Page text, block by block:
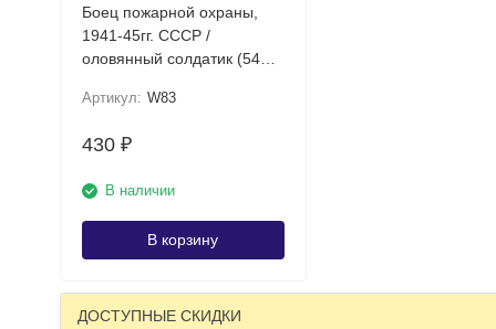
Боец пожарной охраны,
1941-45гг. СССР /
оловянный солдатик (54
Артикул: W83
430 ₽
В наличии
В корзину
ДОСТУПНЫЕ СКИДКИ